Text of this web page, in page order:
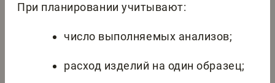
При планировании учитывают:
число выполняемых анализов;
расход изделий на один образец;